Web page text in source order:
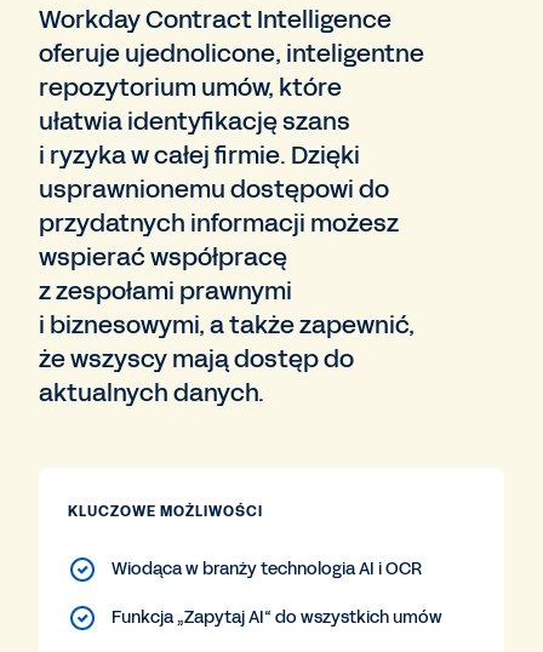
Workday Contract Intelligence
oferuje ujednolicone, inteligentne
repozytorium umów, które
ułatwia identyfikację szans
i ryzyka w całej firmie. Dzięki
usprawnionemu dostępowi do
przydatnych informacji możesz
wspierać współpracę
z zespołami prawnymi
i biznesowymi, a także zapewnić,
że wszyscy mają dostęp do
aktualnych danych.
KLUCZOWE MOŻLIWOŚCI
Wiodąca w branży technologia AI i OCR
Funkcja „Zapytaj AI“ do wszystkich umów